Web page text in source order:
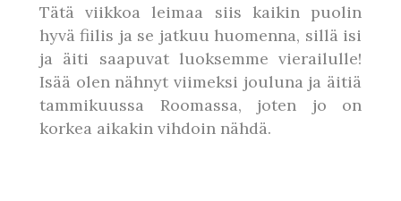
Tätä viikkoa leimaa siis kaikin puolin
hyvä fiilis ja se jatkuu huomenna, sillä isi
ja äiti saapuvat luoksemme vierailulle!
Isää olen nähnyt viimeksi jouluna ja äitiä
tammikuussa Roomassa, joten jo on
korkea aikakin vihdoin nähdä.